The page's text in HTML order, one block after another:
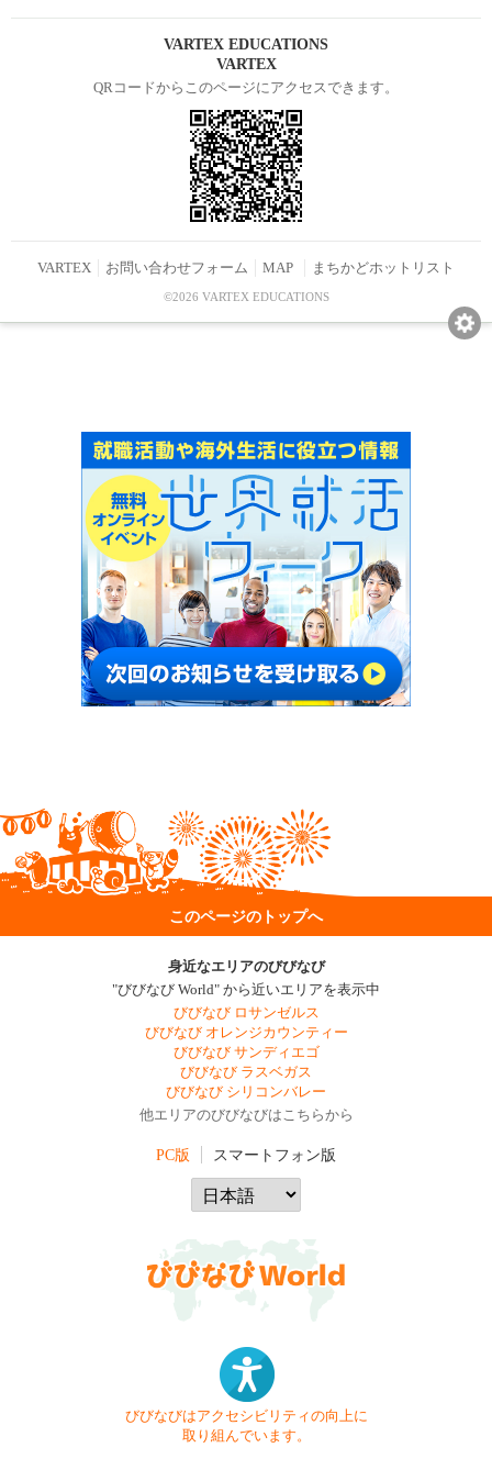
VARTEX EDUCATIONS
VARTEX
QRコードからこのページにアクセスできます。
VARTEX お問い合わせフォーム MAP まちかどホットリスト
©2026 VARTEX EDUCATIONS
このページのトップへ
身近なエリアのびびなび
"びびなび World" から近いエリアを表示中
びびなび ロサンゼルス
びびなび オレンジカウンティー
びびなび サンディエゴ
びびなび ラスベガス
びびなび シリコンバレー
他エリアのびびなびはこちらから
PC版 スマートフォン版
びびなびはアクセシビリティの向上に
取り組んでいます。